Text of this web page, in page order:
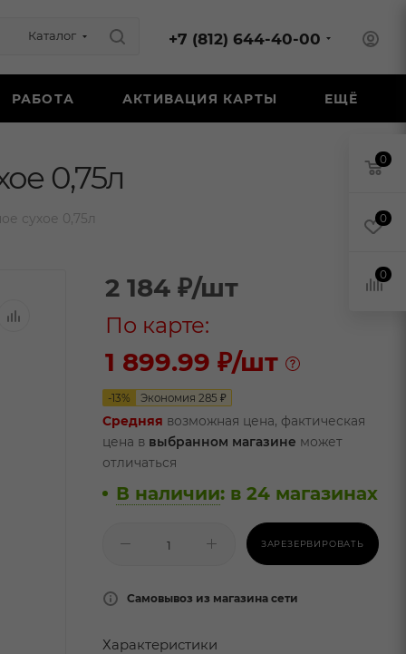
Каталог +7 (812) 644-40-00
РАБОТА АКТИВАЦИЯ КАРТЫ ЕЩЁ
0,75л
сухое 0,75л
2 184 ₽/шт
По карте:
1 899.99 ₽/шт
-13% Экономия 285 ₽
Средняя возможная цена, фактическая
цена в выбранном магазине может
отличаться
В наличии: в 24 магазинах
ЗАРЕЗЕРВИРОВАТЬ
Самовывоз из магазина сети
Характеристики
0
0
0